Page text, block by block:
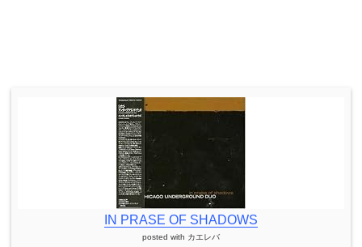
IN PRASE OF SHADOWS
posted with カエレバ